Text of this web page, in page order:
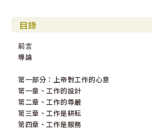
目錄
前言
導論
第一部分：上帝對工作的心意
第一章、工作的設計
第二章、工作的尊嚴
第三章、工作是耕耘
第四章、工作是服務